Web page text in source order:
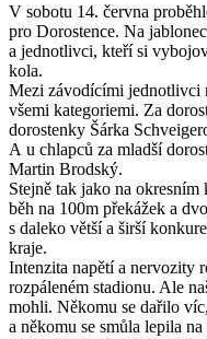
V sobotu 14. června
pro Dorostence. Na
a jednotlivci, kteří si
kola.
Mezi závodícími jednotlivci
všemi kategoriemi. Za
dorostenky Šárka
A u chlapců za mladší
Martin Brodský.
Stejně tak jako na
běh na 100m překážek a
s daleko větší a širší
kraje.
Intenzita napětí a nervozity
rozpáleném stadionu. Ale
mohli. Někomu se dařilo
a někomu se smůla lepila